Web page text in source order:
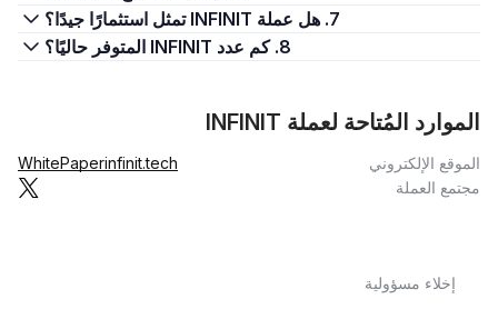
7. هل عملة INFINIT تمثل استثمارًا جيدًا؟
8. كم عدد INFINIT المتوفر حاليًا؟
الموارد المُتاحة لعملة INFINIT
الموقع الإلكتروني infinit.tech
WhitePaper
مجتمع العملة
إخلاء مسؤولية